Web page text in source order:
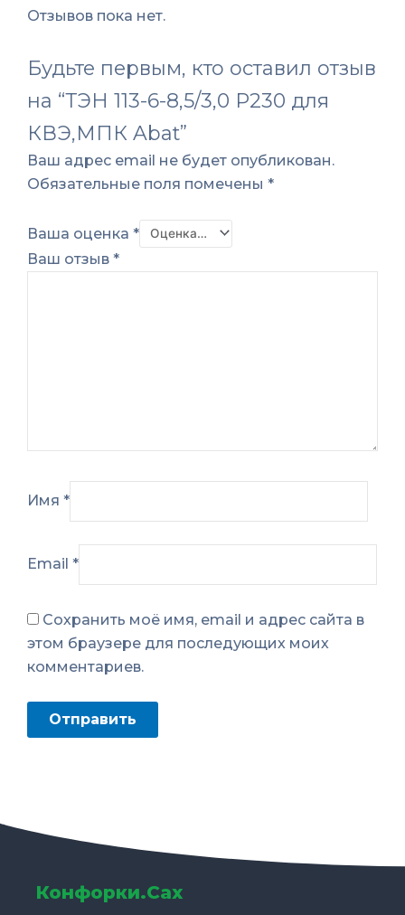
Отзывов пока нет.
Будьте первым, кто оставил отзыв
на “ТЭН 113-6-8,5/3,0 Р230 для
КВЭ,МПК Abat”
Ваш адрес email не будет опубликован.
Обязательные поля помечены *
Ваша оценка *
Ваш отзыв *
Имя *
Email *
Сохранить моё имя, email и адрес сайта в
этом браузере для последующих моих
комментариев.
Конфорки.Сах